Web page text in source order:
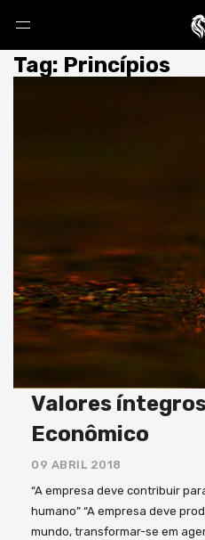
Tag: Princípios
Valores
Econômico
09 ABRIL 2018
“A empresa deve contribuir
humano” “A empresa deve
mundo, transformar-se em